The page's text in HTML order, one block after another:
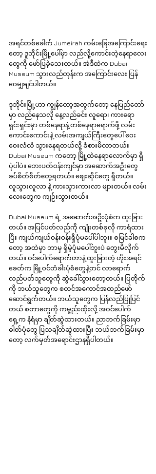
အရင်တစ်ခေါက် Jumeirah ကမ်းခြေအကြောင်းရေး
တော့ ဒူဘိုင်းမြို့ပေါ်မှာ လည်လို့ကောင်းတဲ့နေရာလေး
တွေကို ဖော်ပြခဲ့သေးတယ်။ အဲဒီထဲက Dubai
Museum သွားလည်တုန်းက အကြောင်းလေး ပြန်
ဝေမျှချင်ပါတယ်။
ဒူဘိုင်းမြို့ဟာ ကျွန်တော့အတွက်တော့ နေပြည်တော်
မှာ လည်နေသလို နေ့လည်ခင်း လူရော၊ ကားရော
ရှင်းရှင်းမှာ တစ်နေရာနဲ့ တစ်နေရာရောက်ဖို့ လမ်း
ကောင်းကောင်းနဲ့ လမ်းအကျယ်ကြီးတွေပေါ် ဝေး
ဝေးလံလံ သွားနေရတယ်လို့ ခံစားမိလာတယ်။
Dubai Museum ကတော့ မြို့ထဲနေရာလောက်မှာ ရှိ
ပုံပါပဲ။ ဘေးပတ်ဝန်းကျင်မှာ အဆောက်အဦးတွေ
ခပ်စိတ်စိတ်တွေ့ရတယ်။ ဈေးဆိုင်တွေ ရှိတယ်။
လူသွားလူလာ နဲ့ ကားသွားကားလာ များတယ်။ လမ်း
လေးတွေက ကျဉ်းသွားတယ်။
Dubai Museum ရဲ့ အဆောက်အဦးပုံစံက ထူးခြား
တယ်။ အပြင်ပတ်လည်ကို ကျုံးတစ်ခုလို ကာရံထား
ပြိး ကျယ်ကျယ်ဝန်းဝန်းရှိပုံမပေါ်ပါဘူး။ စမြင်ခါစက
တော့ အထဲမှာ ဘာမှ ရှိမဲ့ပုံမပေါ်ဘူးပဲ တွေးမိလိုက်
တယ်။ ဝင်ပေါက်ရောက်တာနဲ့ ထူးခြားတဲ့ ဟိုးအရင်
ခေတ်က မြို့ဝင်တံခါးပုံစံတွေနဲ့တင် လာရောက်
လည်ပတ်သူတွေကို ဆွဲခေါ်သွားတော့တယ်။ ပြတိုက်
ကို ဘယ်သူတွေက စတင်အကောင်အထည်ဖော်
ဆောင်ရွက်တယ်။ ဘယ်သူတွေက ပြန်လည်ပြုပြင်
တယ် စတာတွေကို ကမ္ဗည်းထိုးလို့ အဝင်ပေါက်
ရှေ့က နံရံမှာ ချိတ်ဆွဲထားတယ်။ ညာဘက်ခြမ်းမှာ
ဓါတ်ပုံတွေ ပြသချိတ်ဆွဲထားပြီး ဘယ်ဘက်ခြမ်းမှာ
တော့ လက်မှတ်အရောင်းဌာနရှိပါတယ်။